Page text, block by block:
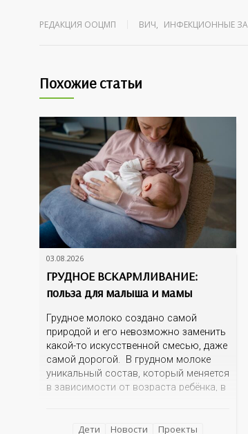
РЕДАКЦИЯ ООЦМП ВИЧ, ИНФЕКЦИОННЫЕ
Похожие статьи
03.08.2026
ГРУДНОЕ ВСКАРМЛИВАНИЕ:
польза для малыша и мамы
Грудное молоко создано самой
природой и его невозможно заменить
какой-то искусственной смесью, даже
самой дорогой. В грудном молоке
уникальный состав, который меняется
в зависимости от возраста ребёнка, в
как малыш подрастает – меняется
Дети Новости
Проекты